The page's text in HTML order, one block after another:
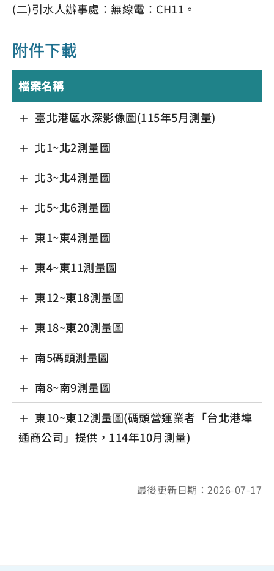
(二)引水人辦事處：無線電：CH11。
附件下載
檔案名稱
臺北港區水深影像圖(115年5月測量)
北1~北2測量圖
北3~北4測量圖
北5~北6測量圖
東1~東4測量圖
東4~東11測量圖
東12~東18測量圖
東18~東20測量圖
南5碼頭測量圖
南8~南9測量圖
東10~東12測量圖(碼頭營運業者「台北港埠
通商公司」提供，114年10月測量)
最後更新日期：2026-07-17